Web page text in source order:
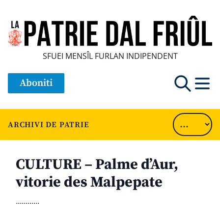
SFUEI MENSÎL FURLAN INDIPENDENT
Aboniti
ARCHIVI DE PATRIE
CULTURE – Palme d’Aur,
vitorie des Malpepate
............